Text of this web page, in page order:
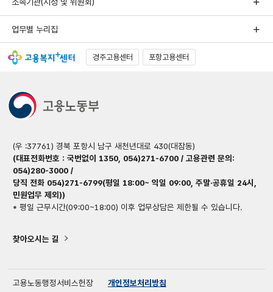
소속기관(지청 및 위원회)
업무별 누리집
경주고용센터 포항고용센터
(우 :37761) 경북 포항시 남구 새천년대로 430(대잠동)
(대표전화번호 : 국번없이 1350, 054)271-6700 / 고용관련 문의:
054)280-3000 /
당직 전화 054)271-6799(평일 18:00~ 익일 09:00, 주말·공휴일 24시,
민원업무 제외))
* 평일 근무시간(09:00~18:00) 이후 업무상담은 제한될 수 있습니다.
찾아오시는 길
고용노동행정서비스헌장 개인정보처리방침